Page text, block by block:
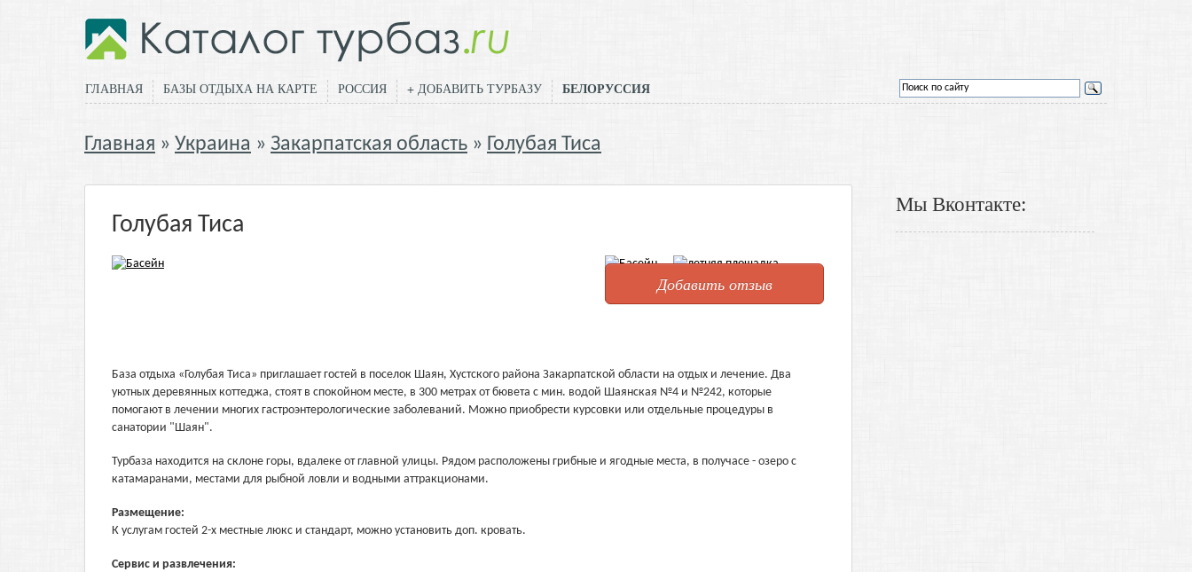
ГЛАВНАЯ БАЗЫ ОТДЫХА НА КАРТЕ РОССИЯ + ДОБАВИТЬ ТУРБАЗУ БЕЛОРУССИЯ
Главная Украина Закарпатская область Голубая Тиса
Голубая Тиса
Добавить отзыв
База отдыха «Голубая Тиса» приглашает гостей в поселок Шаян, Хустского района Закарпатской области на отдых и лечение. Два
уютных деревянных коттеджа, стоят в спокойном месте, в 300 метрах от бювета с мин. водой Шаянская №4 и №242, которые
помогают в лечении многих гастроэнтерологические заболеваний. Можно приобрести курсовки или отдельные процедуры в
санатории "Шаян".
Турбаза находится на склоне горы, вдалеке от главной улицы. Рядом расположены грибные и ягодные места, в получасе - озеро с
катамаранами, местами для рыбной ловли и водными аттракционами.
Размещение:
К услугам гостей 2-х местные люкс и стандарт, можно установить доп. кровать.
Сервис и развлечения:
Мы Вконтакте: